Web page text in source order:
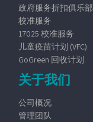
政府服务折扣俱乐部
校准服务
17025 校准服务
儿童疫苗计划 (VFC)
GoGreen 回收计划
关于我们
公司概况
管理团队